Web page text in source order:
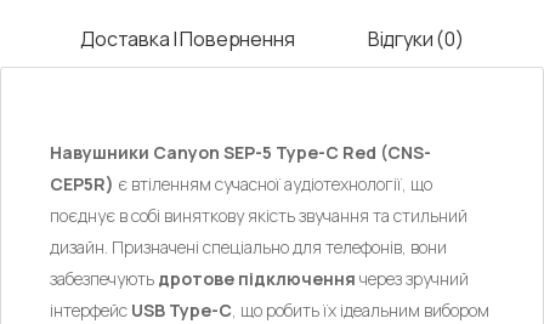
Доставка І Повернення Відгуки (0)
Навушники Canyon SEP-5 Type-C Red (CNS-
CEP5R) є втіленням сучасної аудіотехнології, що
поєднує в собі виняткову якість звучання та стильний
дизайн. Призначені спеціально для телефонів, вони
забезпечують дротове підключення через зручний
інтерфейс USB Type-C, що робить їх ідеальним вибором